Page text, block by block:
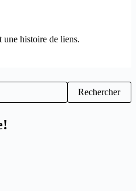
une histoire de liens.
Rechercher